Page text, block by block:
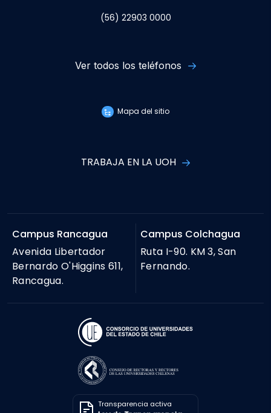
(56) 22903 0000
Ver todos los teléfonos
Mapa del sitio
TRABAJA EN LA UOH
Campus Rancagua
Avenida Libertador
Bernardo O'Higgins 611,
Rancagua.
Campus Colchagua
Ruta I-90. KM 3, San
Fernando.
Transparencia activa